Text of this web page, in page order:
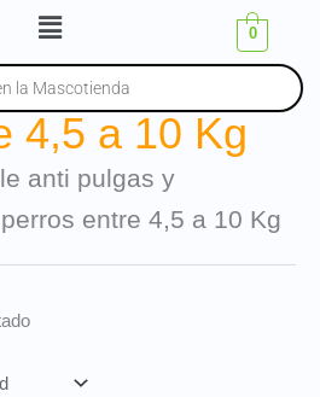
Menú
0
4,5 a 10 Kg
anti pulgas y
entre 4,5 a 10 Kg